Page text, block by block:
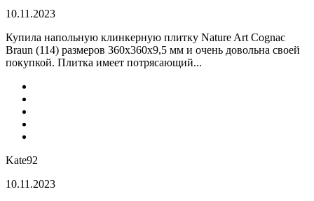
10.11.2023
Купила напольную клинкерную плитку Nature Art Cognac
Braun (114) размеров 360x360x9,5 мм и очень довольна своей
покупкой. Плитка имеет потрясающий...
Kate92
10.11.2023